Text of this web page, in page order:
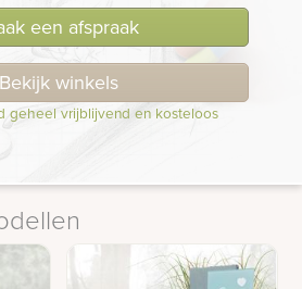
een afspraak
Bekijk winkels
geheel vrijblijvend en kosteloos